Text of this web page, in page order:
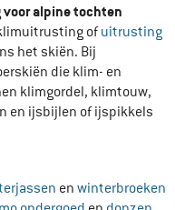
alpine tochten
ofuitrusting
het skiën. Bij
die klim- en
klimgordel, klimtouw,
en ijsbijlen of ijspikkels
en winterbroeken